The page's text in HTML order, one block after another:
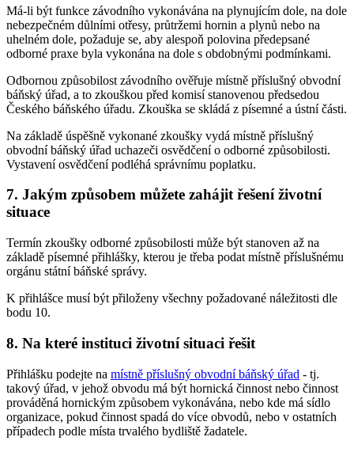
Má-li být funkce závodního vykonávána na plynujícím dole, na dole
nebezpečném důlními otřesy, průtržemi hornin a plynů nebo na
uhelném dole, požaduje se, aby alespoň polovina předepsané
odborné praxe byla vykonána na dole s obdobnými podmínkami.
Odbornou způsobilost závodního ověřuje místně příslušný obvodní
báňský úřad, a to zkouškou před komisí stanovenou předsedou
Českého báňského úřadu. Zkouška se skládá z písemné a ústní části.
Na základě úspěšně vykonané zkoušky vydá místně příslušný
obvodní báňský úřad uchazeči osvědčení o odborné způsobilosti.
Vystavení osvědčení podléhá správnímu poplatku.
7. Jakým způsobem můžete zahájit řešení životní
situace
Termín zkoušky odborné způsobilosti může být stanoven až na
základě písemné přihlášky, kterou je třeba podat místně příslušnému
orgánu státní báňské správy.
K přihlášce musí být přiloženy všechny požadované náležitosti dle
bodu 10.
8. Na které instituci životní situaci řešit
Přihlášku podejte na místně příslušný obvodní báňský úřad - tj.
takový úřad, v jehož obvodu má být hornická činnost nebo činnost
prováděná hornickým způsobem vykonávána, nebo kde má sídlo
organizace, pokud činnost spadá do více obvodů, nebo v ostatních
případech podle místa trvalého bydliště žadatele.